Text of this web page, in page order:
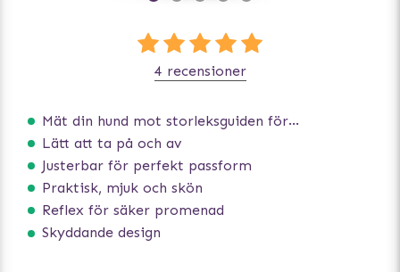
Mät din hund mot storleksguiden för att få rätt storlek
Lätt att ta på och av
Justerbar för perfekt passform
Praktisk, mjuk och skön
Reflex för säker promenad
Skyddande design
4 recensioner